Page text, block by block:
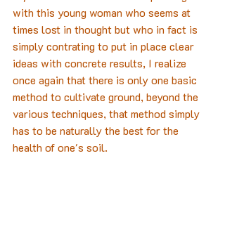
with this young woman who seems at
times lost in thought but who in fact is
simply contrating to put in place clear
ideas with concrete results, I realize
once again that there is only one basic
method to cultivate ground, beyond the
various techniques, that method simply
has to be naturally the best for the
health of one's soil.